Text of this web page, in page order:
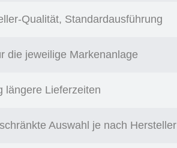
Qualität, Standardausführung
die jeweilige Markenanlage
längere Lieferzeiten
Auswahl je nach Hersteller